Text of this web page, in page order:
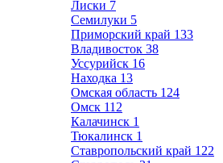
Лиски 7
Семилуки 5
Приморский край 133
Владивосток 38
Уссурийск 16
Находка 13
Омская область 124
Омск 112
Калачинск 1
Тюкалинск 1
Ставропольский край 122